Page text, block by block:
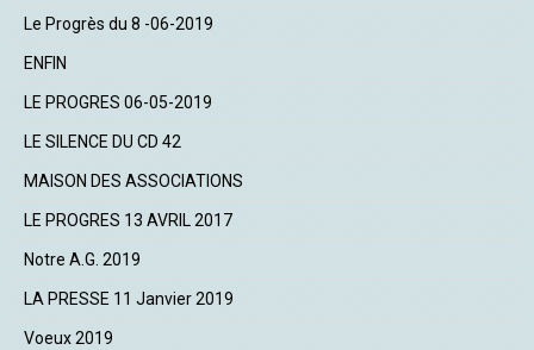
Le Progrès du 8 -06-2019
ENFIN
LE PROGRES 06-05-2019
LE SILENCE DU CD 42
MAISON DES ASSOCIATIONS
LE PROGRES 13 AVRIL 2017
Notre A.G. 2019
LA PRESSE 11 Janvier 2019
Voeux 2019